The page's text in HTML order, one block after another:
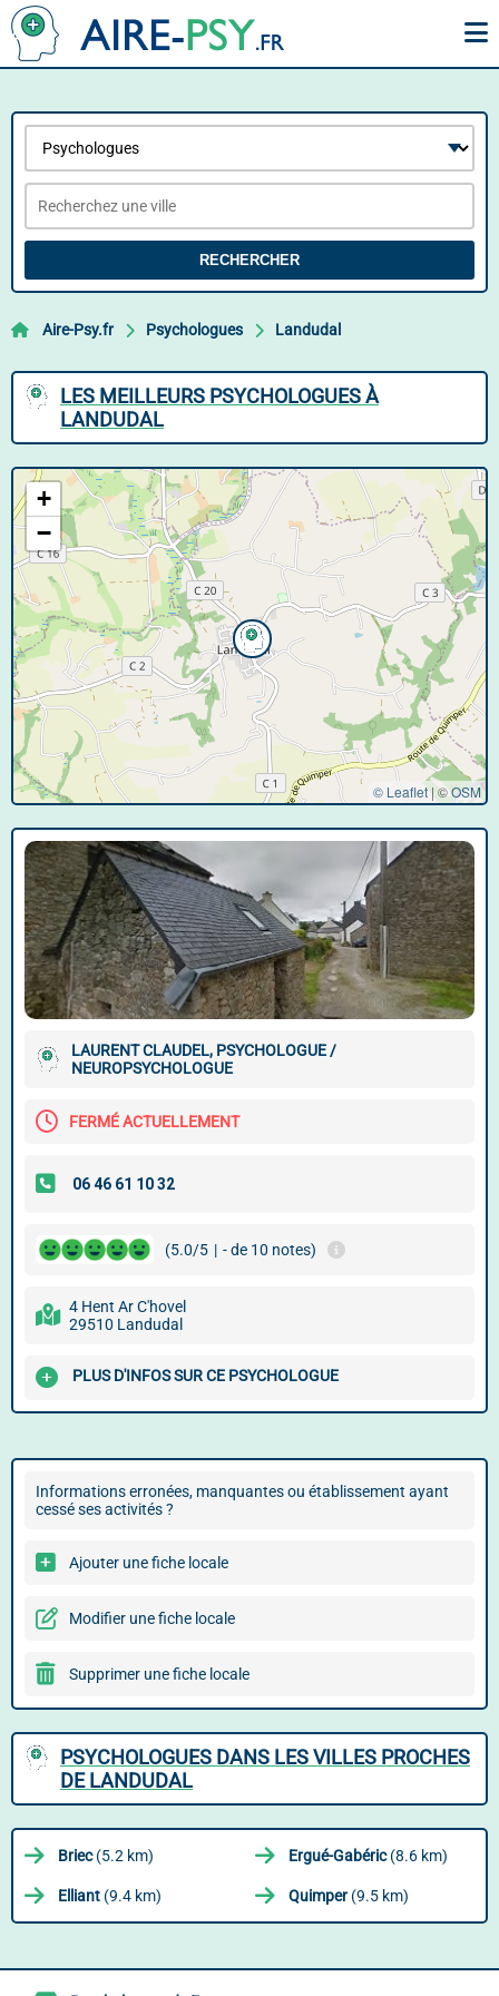
RECHERCHER
Aire-Psy.fr Psychologues Landudal
LES MEILLEURS PSYCHOLOGUES À
LANDUDAL
+
−
© Leaflet | ©OSM
LAURENT CLAUDEL, PSYCHOLOGUE /
NEUROPSYCHOLOGUE
FERMÉ ACTUELLEMENT
(5.0/5 | - de 10 notes)
4 Hent Ar C'hovel
29510 Landudal
PLUS D'INFOS SUR CE PSYCHOLOGUE
Informations erronées, manquantes ou établissement ayant
cessé ses activités ?
Ajouter une fiche locale
Modifier une fiche locale
Supprimer une fiche locale
PSYCHOLOGUES DANS LES VILLES PROCHES
DE LANDUDAL
Briec(5.2 km) Ergué-Gabéric(8.6 km)
Elliant (9.4 km) Quimper(9.5 km)